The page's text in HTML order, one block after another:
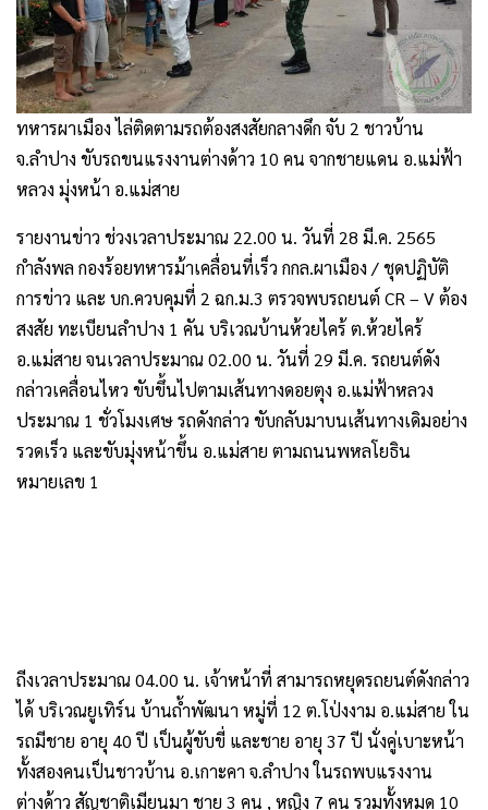
ทหารผาเมือง ไล่ติดตามรถต้องสงสัยกลางดึก จับ 2 ชาวบ้าน
จ.ลำปาง ขับรถขนแรงงานต่างด้าว 10 คน จากชายแดน อ.แม่ฟ้า
หลวง มุ่งหน้า อ.แม่สาย
รายงานข่าว ช่วงเวลาประมาณ 22.00 น. วันที่ 28 มี.ค. 2565
กำลังพล กองร้อยทหารม้าเคลื่อนที่เร็ว กกล.ผาเมือง / ชุดปฏิบัติ
การข่าว และ บก.ควบคุมที่ 2 ฉก.ม.3 ตรวจพบรถยนต์ CR – V ต้อง
สงสัย ทะเบียนลำปาง 1 คัน บริเวณบ้านห้วยไคร้ ต.ห้วยไคร้
อ.แม่สาย จนเวลาประมาณ 02.00 น. วันที่ 29 มี.ค. รถยนต์ดัง
กล่าวเคลื่อนไหว ขับขึ้นไปตามเส้นทางดอยตุง อ.แม่ฟ้าหลวง
ประมาณ 1 ชั่วโมงเศษ รถดังกล่าว ขับกลับมาบนเส้นทางเดิมอย่าง
รวดเร็ว และขับมุ่งหน้าขึ้น อ.แม่สาย ตามถนนพหลโยธิน
หมายเลข 1
ถีงเวลาประมาณ 04.00 น. เจ้าหน้าที่ สามารถหยุดรถยนต์ดังกล่าว
ได้ บริเวณยูเทิร์น บ้านถ้ำพัฒนา หมู่ที่ 12 ต.โป่งงาม อ.แม่สาย ใน
รถมีชาย อายุ 40 ปี เป็นผู้ขับขี่ และชาย อายุ 37 ปี นั่งคู่เบาะหน้า
ทั้งสองคนเป็นชาวบ้าน อ.เกาะคา จ.ลำปาง ในรถพบแรงงาน
ต่างด้าว สัญชาติเมียนมา ชาย 3 คน , หญิง 7 คน รวมทั้งหมด 10